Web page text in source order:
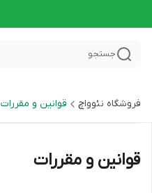
جستجو
فروشگاه نئوواچ قوانین و مقررات
قوانین و مقررات